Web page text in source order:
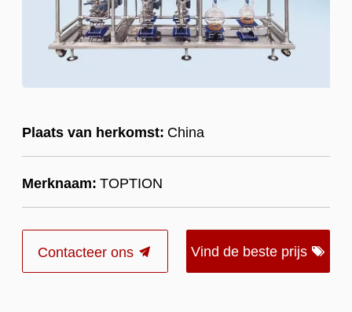
Plaats van herkomst: China
Merknaam: TOPTION
Contacteer ons Vind de beste prijs